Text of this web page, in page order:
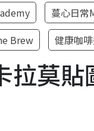
蔓心日常
Brew
健康咖
拉莫